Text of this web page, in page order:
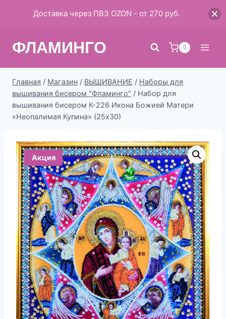
ФЛАМИНГО 0
Главная / Магазин / ВЫШИВАНИЕ / Наборы для
вышивания бисером "Фламинго" / Набор для
вышивания бисером К-226 Икона Божией Матери
«Неопалимая Купина» (25х30)
Акция
Доставка через ПВЗ OZON - от 270 руб.